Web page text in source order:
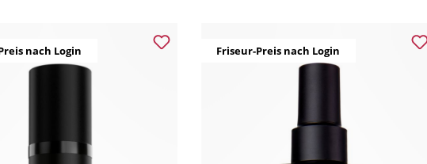
nach Login Friseur-Preis nach Login